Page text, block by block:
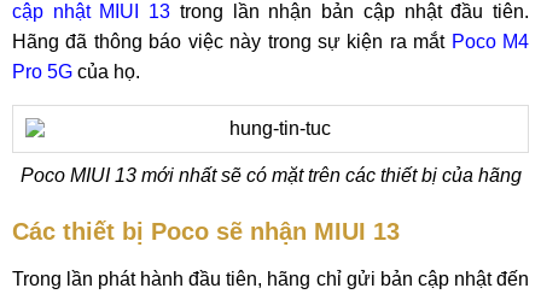
cập nhật MIUI 13 trong lần nhận bản cập nhật đầu tiên.
Hãng đã thông báo việc này trong sự kiện ra mắt Poco M4
Pro 5G của họ.
Poco MIUI 13 mới nhất sẽ có mặt trên các thiết bị của hãng
Các thiết bị Poco sẽ nhận MIUI 13
Trong lần phát hành đầu tiên, hãng chỉ gửi bản cập nhật đến